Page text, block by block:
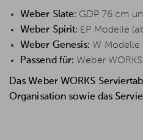
Weber Slate: GDP 76 cm
Weber Spirit: EP Modelle
Weber Genesis: W Modelle
Passend für: Weber
Das Weber WORKS
Organisation sowie das